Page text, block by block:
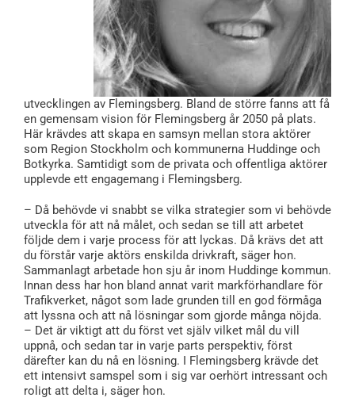
utvecklingen av Flemingsberg. Bland de större fanns att få
en gemensam vision för Flemingsberg år 2050 på plats.
Här krävdes att skapa en samsyn mellan stora aktörer
som Region Stockholm och kommunerna Huddinge och
Botkyrka. Samtidigt som de privata och offentliga aktörer
upplevde ett engagemang i Flemingsberg.
– Då behövde vi snabbt se vilka strategier som vi behövde
utveckla för att nå målet, och sedan se till att arbetet
följde dem i varje process för att lyckas. Då krävs det att
du förstår varje aktörs enskilda drivkraft, säger hon.
Sammanlagt arbetade hon sju år inom Huddinge kommun.
Innan dess har hon bland annat varit markförhandlare för
Trafikverket, något som lade grunden till en god förmåga
att lyssna och att nå lösningar som gjorde många nöjda.
– Det är viktigt att du först vet själv vilket mål du vill
uppnå, och sedan tar in varje parts perspektiv, först
därefter kan du nå en lösning. I Flemingsberg krävde det
ett intensivt samspel som i sig var oerhört intressant och
roligt att delta i, säger hon.